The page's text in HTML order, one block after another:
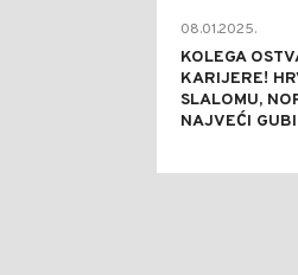
08.01.2025.
KOLEGA
KARIJERE!
SLALOMU,
NAJVEĆI